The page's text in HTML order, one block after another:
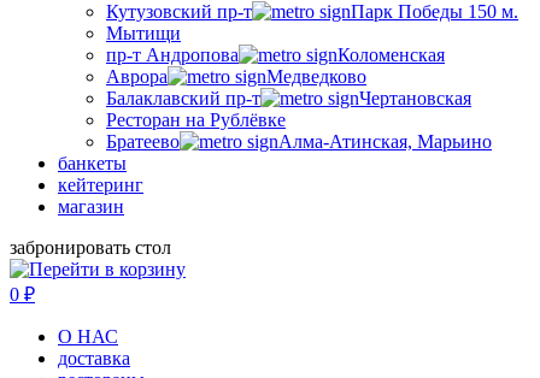
Кутузовский пр-т
Парк Победы 150 м.
Мытищи
пр-т Андропова
Коломенская
Аврора
Медведково
Балаклавский пр-т
Чертановская
Ресторан на Рублёвке
Братеево
Алма-Атинская, Марьино
банкеты
кейтеринг
магазин
забронировать стол
0 ₽
О НАС
доставка